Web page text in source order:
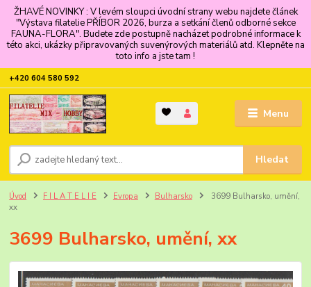
ŽHAVÉ NOVINKY : V levém sloupci úvodní strany webu najdete článek
"Výstava filatelie PŘÍBOR 2026, burza a setkání členů odborné sekce
FAUNA-FLORA". Budete zde postupně nacházet podrobné informace k
této akci, ukázky připravovaných suvenýrových materiálů atd. Klepněte na
toto info a jste tam !
Menu
Hledat
+420 604 580 592
Úvod F I L A T E L I E Evropa Bulharsko
3699 Bulharsko, umění,
xx
3699 Bulharsko, umění, xx